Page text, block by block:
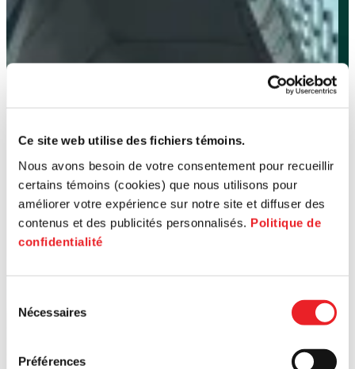
Ce site web utilise des fichiers témoins.
Nous avons besoin de votre consentement pour recueillir
certains témoins (cookies) que nous utilisons pour
améliorer votre expérience sur notre site et diffuser des
contenus et des publicités personnalisés. Politique de
confidentialité
Nécessaires
Préférences